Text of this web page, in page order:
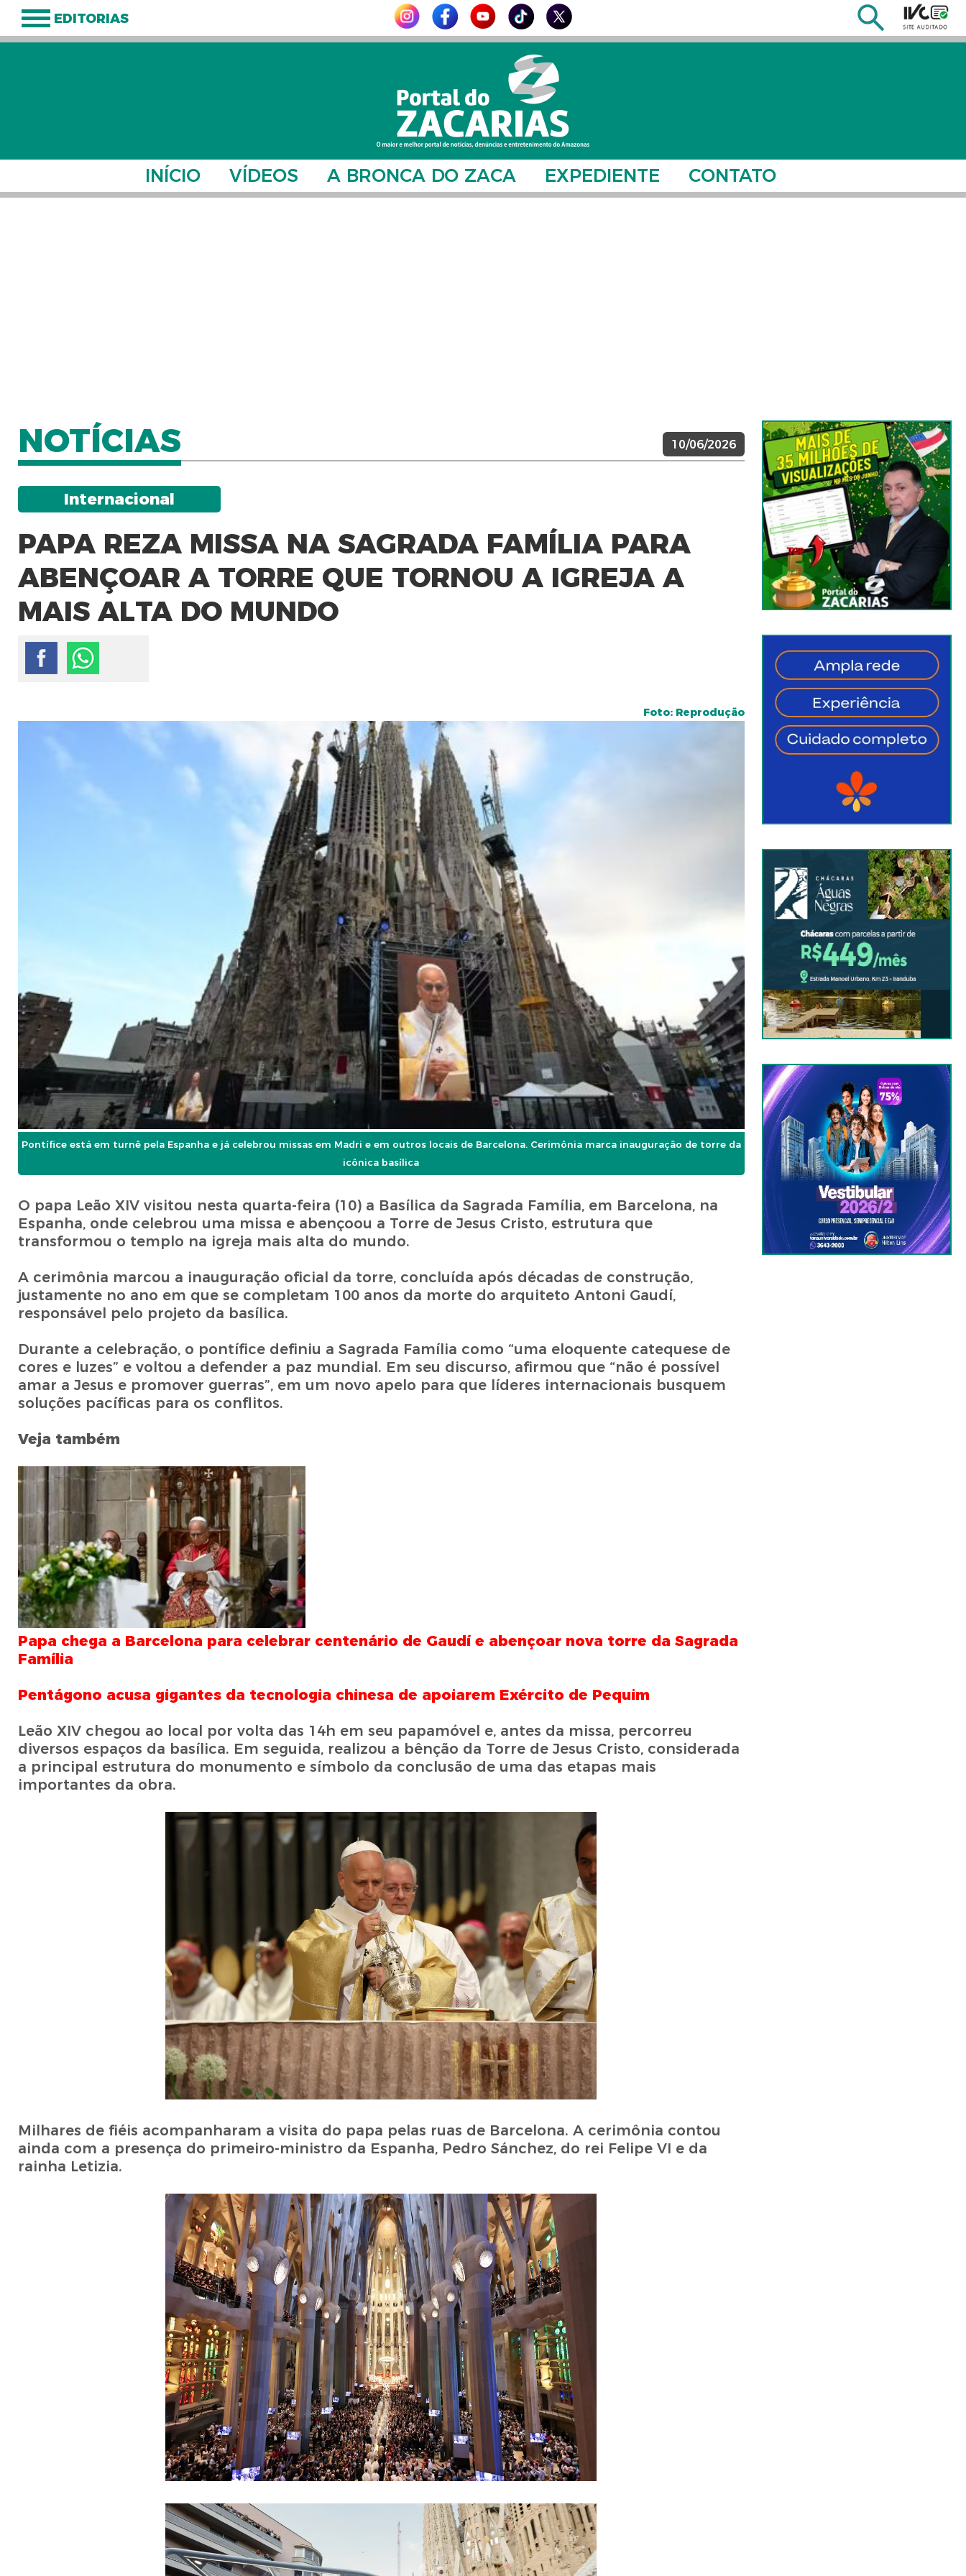
EDITORIAS
INÍCIO VÍDEOS A BRONCA DO ZACA EXPEDIENTE CONTATO
NOTÍCIAS 10/06/2026
Internacional
PAPA REZA MISSA NA SAGRADA FAMÍLIA PARA
ABENÇOAR A TORRE QUE TORNOU A IGREJA A
MAIS ALTA DO MUNDO
Foto: Reprodução
Pontífice está em turnê pela Espanha e já celebrou missas em Madri e em outros locais de Barcelona. Cerimônia marca inauguração de torre da
icônica basílica
O papa Leão XIV visitou nesta quarta-feira (10) a Basílica da Sagrada Família, em Barcelona, na
Espanha, onde celebrou uma missa e abençoou a Torre de Jesus Cristo, estrutura que
transformou o templo na igreja mais alta do mundo.
A cerimônia marcou a inauguração oficial da torre, concluída após décadas de construção,
justamente no ano em que se completam 100 anos da morte do arquiteto Antoni Gaudí,
responsável pelo projeto da basílica.
Durante a celebração, o pontífice definiu a Sagrada Família como “uma eloquente catequese de
cores e luzes” e voltou a defender a paz mundial. Em seu discurso, afirmou que “não é possível
amar a Jesus e promover guerras”, em um novo apelo para que líderes internacionais busquem
soluções pacíficas para os conflitos.
Veja também
Papa chega a Barcelona para celebrar centenário de Gaudí e abençoar nova torre da Sagrada
Família
Pentágono acusa gigantes da tecnologia chinesa de apoiarem Exército de Pequim
Leão XIV chegou ao local por volta das 14h em seu papamóvel e, antes da missa, percorreu
diversos espaços da basílica. Em seguida, realizou a bênção da Torre de Jesus Cristo, considerada
a principal estrutura do monumento e símbolo da conclusão de uma das etapas mais
importantes da obra.
Milhares de fiéis acompanharam a visita do papa pelas ruas de Barcelona. A cerimônia contou
ainda com a presença do primeiro-ministro da Espanha, Pedro Sánchez, do rei Felipe VI e da
rainha Letizia.